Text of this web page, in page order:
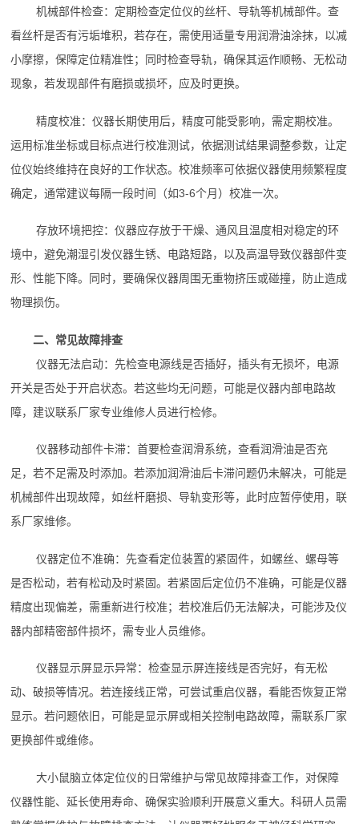
机械部件检查：定期检查定位仪的丝杆、导轨等机械部件。查
看丝杆是否有污垢堆积，若存在，需使用适量专用润滑油涂抹，以减
小摩擦，保障定位精准性；同时检查导轨，确保其运作顺畅、无松动
现象，若发现部件有磨损或损坏，应及时更换。
精度校准：仪器长期使用后，精度可能受影响，需定期校准。
运用标准坐标或目标点进行校准测试，依据测试结果调整参数，让定
位仪始终维持在良好的工作状态。校准频率可依据仪器使用频繁程度
确定，通常建议每隔一段时间（如3-6个月）校准一次。
存放环境把控：仪器应存放于干燥、通风且温度相对稳定的环
境中，避免潮湿引发仪器生锈、电路短路，以及高温导致仪器部件变
形、性能下降。同时，要确保仪器周围无重物挤压或碰撞，防止造成
物理损伤。
二、常见故障排查
仪器无法启动：先检查电源线是否插好，插头有无损坏，电源
开关是否处于开启状态。若这些均无问题，可能是仪器内部电路故
障，建议联系厂家专业维修人员进行检修。
仪器移动部件卡滞：首要检查润滑系统，查看润滑油是否充
足，若不足需及时添加。若添加润滑油后卡滞问题仍未解决，可能是
机械部件出现故障，如丝杆磨损、导轨变形等，此时应暂停使用，联
系厂家维修。
仪器定位不准确：先查看定位装置的紧固件，如螺丝、螺母等
是否松动，若有松动及时紧固。若紧固后定位仍不准确，可能是仪器
精度出现偏差，需重新进行校准；若校准后仍无法解决，可能涉及仪
器内部精密部件损坏，需专业人员维修。
仪器显示屏显示异常：检查显示屏连接线是否完好，有无松
动、破损等情况。若连接线正常，可尝试重启仪器，看能否恢复正常
显示。若问题依旧，可能是显示屏或相关控制电路故障，需联系厂家
更换部件或维修。
大小鼠脑立体定位仪的日常维护与常见故障排查工作，对保障
仪器性能、延长使用寿命、确保实验顺利开展意义重大。科研人员需